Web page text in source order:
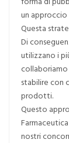
un
Questa
Di
utilizzano i
stabilire con
prodotti.
Questo
nostri